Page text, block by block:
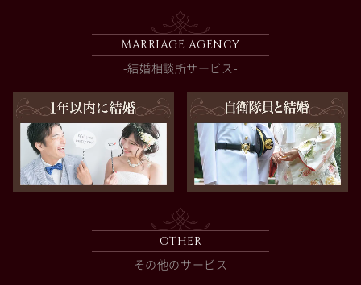
MARRIAGE AGENCY
-結婚相談所サービス-
OTHER
-その他のサービス-